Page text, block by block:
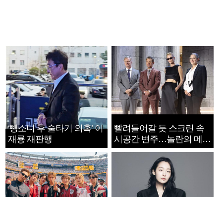
‘뺑소니 후 술타기 의혹’ 이
재룡 재판행
빨려들어갈 듯 스크린 속
시공간 변주…놀란의 메시
지는 ‘전쟁 속죄’